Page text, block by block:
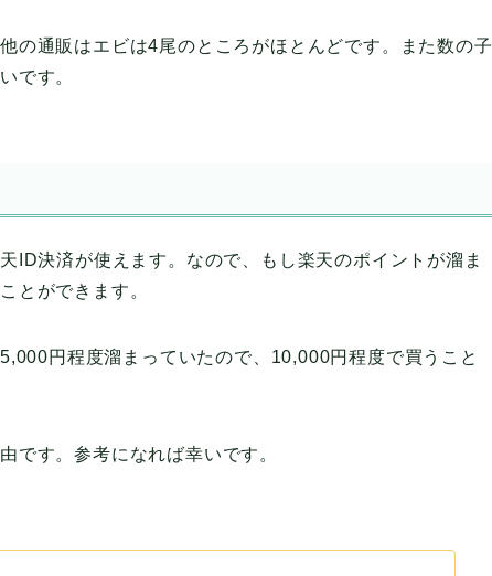
の通販はエビは4尾のところがほとんどです。また数の子
です。
ID決済が使えます。なので、もし楽天のポイントが溜ま
とができます。
円程度溜まっていたので、10,000円程度で買うこと
です。参考になれば幸いです。